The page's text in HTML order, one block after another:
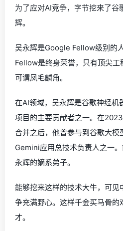
为了应对AI竞争，字节挖来了
辉。
吴永辉是Google Fellow级别的
Fellow是终身荣誉，只有顶尖工
可谓凤毛麟角。
在AI领域，吴永辉是谷歌神经机
项目的主要贡献者之一。在
合并之后，他曾参与到谷歌大
Gemini应用总技术负责人之一
永辉的嫡系弟子。
能够挖来这样的技术大牛，可
争充满野心。这样千金买马骨的
才。